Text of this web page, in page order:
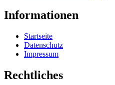
Informationen
Startseite
Datenschutz
Impressum
Rechtliches